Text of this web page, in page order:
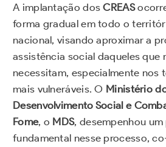
A implantação dosCREAS
forma gradual em todo o
nacional, visando aproximar a
assistência social daqueles que
necessitam, especialmente nos
mais vulneráveis. O Ministério
Desenvolvimento Social e
Fome, o MDS, desempenhou um
fundamental nesse processo,